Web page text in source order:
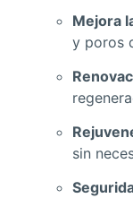
Mejora
y poros
sin